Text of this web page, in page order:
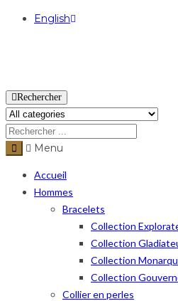
English
Rechercher
Menu
Accueil
Hommes
Bracelets
Collection
Collection
Collection
Collection
Collier en perles